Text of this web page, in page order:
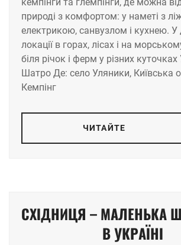
природі з комфортом: у наметі з
електрикою, санвузлом і кухнею. У
локації в горах, лісах і на
біля річок і ферм у різних куточках
Шатро Де: село Уляники, Київська
Кемпінг
ЧИТАЙТЕ
СХІДНИЦЯ – МАЛЕНЬКА
В УКРАЇНІ